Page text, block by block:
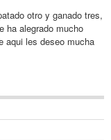
otro y ganado tres,
ha alegrado mucho
aqui les deseo mucha